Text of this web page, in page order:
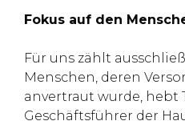
Fokus auf den
Für uns zählt
Menschen, deren
anvertraut wurde, hebt
Geschäftsführer der